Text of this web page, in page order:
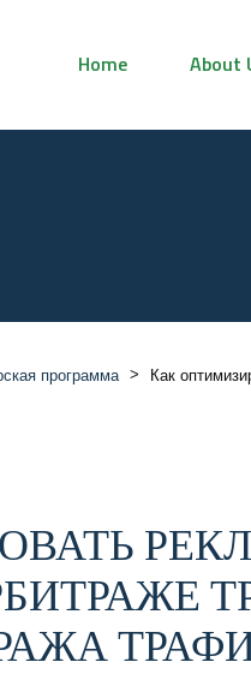
Home About
программа > Как